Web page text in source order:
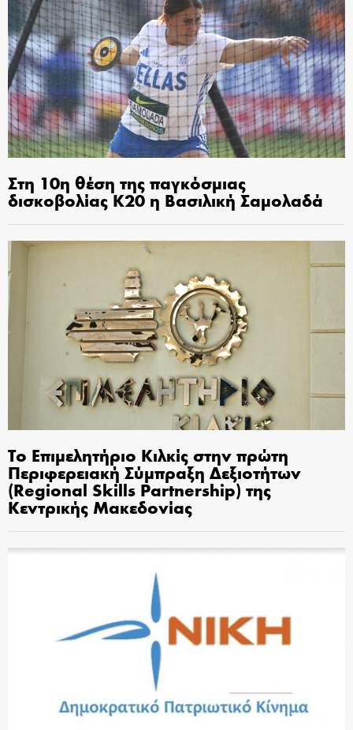
Στη 10η θέση της παγκόσμιας
δισκοβολίας Κ20 η Βασιλική Σαμολαδά
Το Επιμελητήριο Κιλκίς στην πρώτη
Περιφερειακή Σύμπραξη Δεξιοτήτων
(Regional Skills Partnership) της
Κεντρικής Μακεδονίας